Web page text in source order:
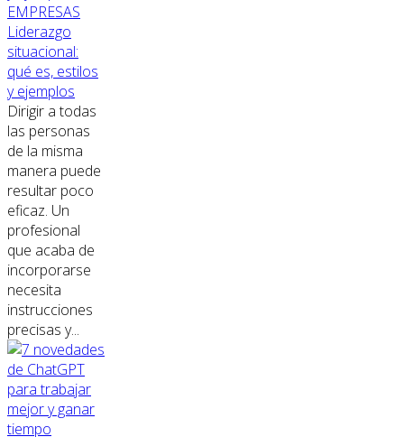
EMPRESAS
Liderazgo
situacional:
qué es, estilos
y ejemplos
Dirigir a todas
las personas
de la misma
manera puede
resultar poco
eficaz. Un
profesional
que acaba de
incorporarse
necesita
instrucciones
precisas y...